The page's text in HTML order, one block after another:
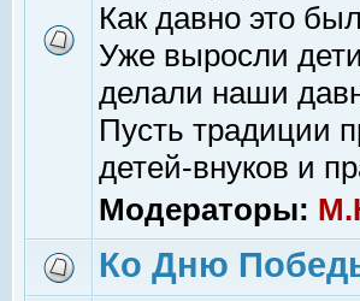
Как давно это
Уже выросли
делали наши
Пусть традиции
детей-внуков и
Модераторы:
Ко Дню